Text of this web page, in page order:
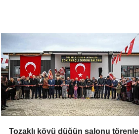
Tozaklı köyü düğün salonu törenle